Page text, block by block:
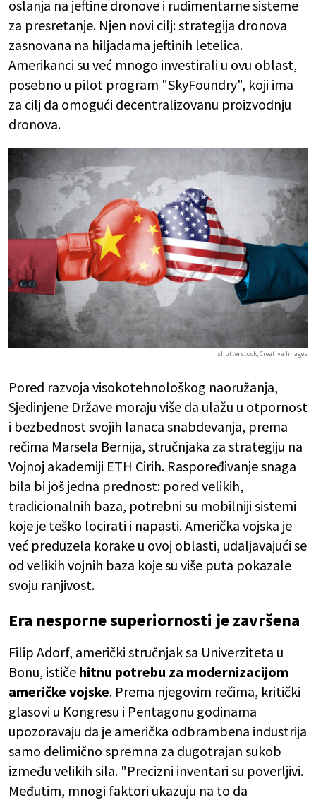
oslanja na jeftine dronove i rudimentarne sisteme
za presretanje. Njen novi cilj: strategija dronova
zasnovana na hiljadama jeftinih letelica.
Amerikanci su već mnogo investirali u ovu oblast,
posebno u pilot program "SkyFoundry", koji ima
za cilj da omogući decentralizovanu proizvodnju
dronova.
shutterstock, Creativa Images
Pored razvoja visokotehnološkog naoružanja,
Sjedinjene Države moraju više da ulažu u otpornost
i bezbednost svojih lanaca snabdevanja, prema
rečima Marsela Bernija, stručnjaka za strategiju na
Vojnoj akademiji ETH Cirih. Raspoređivanje snaga
bila bi još jedna prednost: pored velikih,
tradicionalnih baza, potrebni su mobilniji sistemi
koje je teško locirati i napasti. Američka vojska je
već preduzela korake u ovoj oblasti, udaljavajući se
od velikih vojnih baza koje su više puta pokazale
svoju ranjivost.
Era nesporne superiornosti je završena
Filip Adorf, američki stručnjak sa Univerziteta u
Bonu, ističe hitnu potrebu za modernizacijom
američke vojske. Prema njegovim rečima, kritički
glasovi u Kongresu i Pentagonu godinama
upozoravaju da je američka odbrambena industrija
samo delimično spremna za dugotrajan sukob
između velikih sila. "Precizni inventari su poverljivi.
Međutim, mnogi faktori ukazuju na to da